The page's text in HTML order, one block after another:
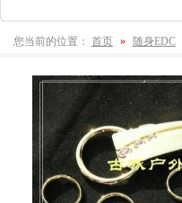
您当前的位置： 首页 » 随身EDC